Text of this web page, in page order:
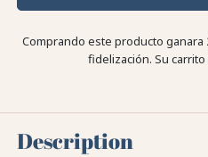
Comprando este producto ganara
fidelización. Su
Description